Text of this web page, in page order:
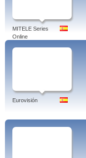
MITELE Series
Online
Eurovisión